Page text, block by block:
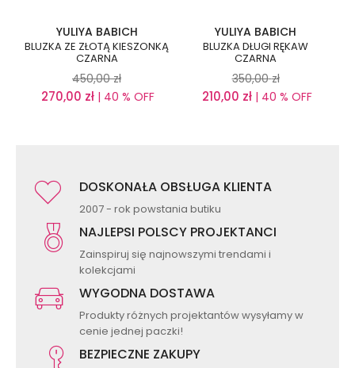
YULIYA BABICH
BLUZKA ZE ZŁOTĄ KIESZONKĄ
CZARNA
450,00 zł
270,00 zł | 40 % OFF
YULIYA BABICH
BLUZKA DŁUGI RĘKAW
CZARNA
350,00 zł
210,00 zł| 40 % OFF
DOSKONAŁA OBSŁUGA KLIENTA
2007 - rok powstania butiku
NAJLEPSI POLSCY PROJEKTANCI
Zainspiruj się najnowszymi trendami i
kolekcjami
WYGODNA DOSTAWA
Produkty różnych projektantów wysyłamy w
cenie jednej paczki!
BEZPIECZNE ZAKUPY